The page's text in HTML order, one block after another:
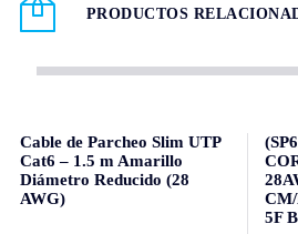
PRODUCTOS
Cable de Parcheo Slim UTP
Cat6 – 1.5 m Amarillo
Diámetro Reducido (28
AWG)
5F